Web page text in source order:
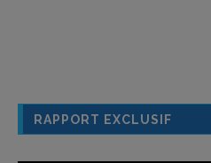
RAPPORT EXCLUSIF